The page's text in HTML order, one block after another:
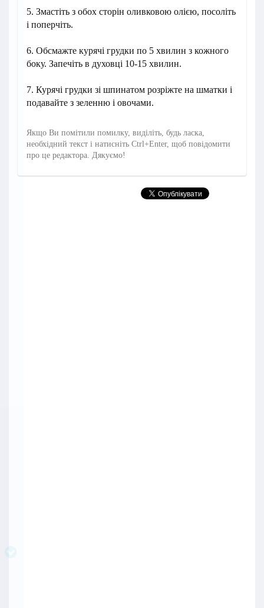
5. Змастіть з обох сторін оливковою олією, посоліть
і поперчіть.
6. Обсмажте курячі грудки по 5 хвилин з кожного
боку. Запечіть в духовці 10-15 хвилин.
7. Курячі грудки зі шпинатом розріжте на шматки і
подавайте з зеленню і овочами.
Якщо Ви помітили помилку, виділіть, будь ласка,
необхідний текст і натисніть Ctrl+Enter, щоб повідомити
про це редактора. Дякуємо!